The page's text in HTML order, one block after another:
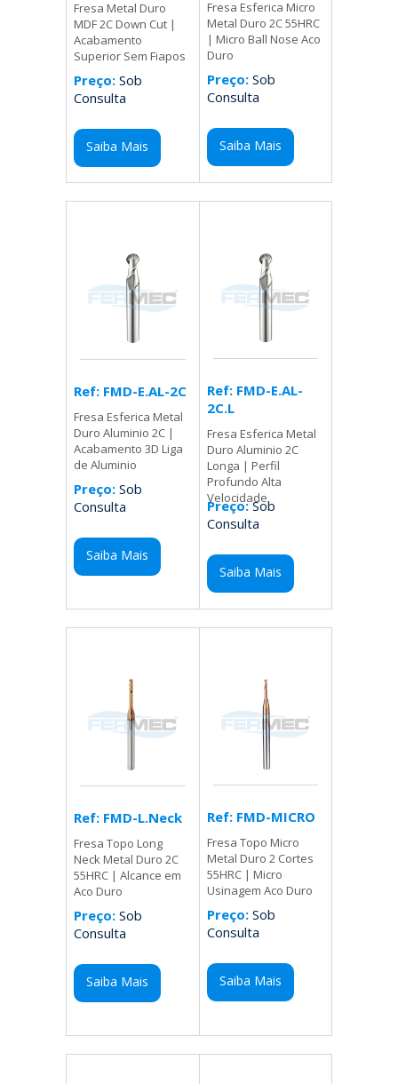
Fresa Metal Duro
MDF 2C Down Cut |
Acabamento
Superior Sem Fiapos
Preço: Sob
Consulta
Saiba Mais
Fresa Esferica Micro
Metal Duro 2C 55HRC
| Micro Ball Nose Aco
Duro
Preço:Sob
Consulta
Saiba Mais
Ref: FMD-E.AL-2C
Fresa Esferica Metal
Duro Aluminio 2C |
Acabamento 3D Liga
de Aluminio
Preço: Sob
Consulta
Saiba Mais
Ref: FMD-E.AL-
2C.L
Fresa Esferica Metal
Duro Aluminio 2C
Longa | Perfil
Profundo Alta
Velocidade
Preço:Sob
Consulta
Saiba Mais
Ref: FMD-L.Neck
Fresa Topo Long
Neck Metal Duro 2C
55HRC | Alcance em
Aco Duro
Preço: Sob
Consulta
Saiba Mais
Ref: FMD-MICRO
Fresa Topo Micro
Metal Duro 2 Cortes
55HRC | Micro
Usinagem Aco Duro
Preço:Sob
Consulta
Saiba Mais